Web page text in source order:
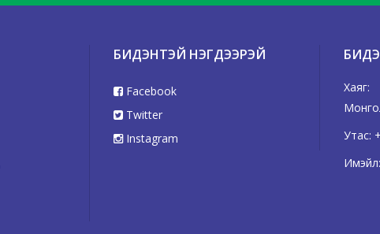
БИДЭНТЭЙ НЭГДЭЭРЭЙ
Facebook
Twitter
Instagram
Хаяг:
Утас:
Имэйл: